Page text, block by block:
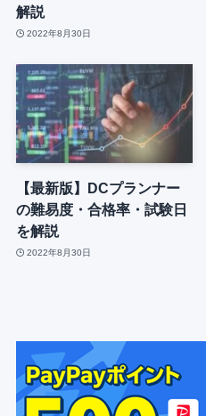
解説
2022年8月30日
【最新版】DCプランナー
の難易度・合格率・試験日
を解説
2022年8月30日